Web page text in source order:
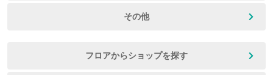
その他
フロアからショップを探す